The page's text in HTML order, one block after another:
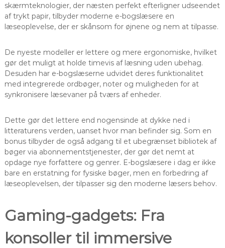
skærmteknologier, der næsten perfekt efterligner udseendet
af trykt papir, tilbyder moderne e-bogslæsere en
læseoplevelse, der er skånsom for øjnene og nem at tilpasse.
De nyeste modeller er lettere og mere ergonomiske, hvilket
gør det muligt at holde timevis af læsning uden ubehag.
Desuden har e-bogslæserne udvidet deres funktionalitet
med integrerede ordbøger, noter og muligheden for at
synkronisere læsevaner på tværs af enheder.
Dette gør det lettere end nogensinde at dykke ned i
litteraturens verden, uanset hvor man befinder sig. Som en
bonus tilbyder de også adgang til et ubegrænset bibliotek af
bøger via abonnementstjenester, der gør det nemt at
opdage nye forfattere og genrer. E-bogslæsere i dag er ikke
bare en erstatning for fysiske bøger, men en forbedring af
læseoplevelsen, der tilpasser sig den moderne læsers behov.
Gaming-gadgets: Fra
konsoller til immersive